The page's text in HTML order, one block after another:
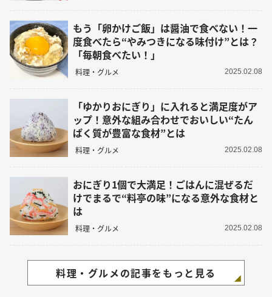
もう「卵かけご飯」は醤油で食べない！一
度食べたら“やみつきになる味付け”とは？
「毎朝食べたい！」
料理・グルメ 2025.02.08
「ゆかりおにぎり」に入れると満足度がア
ップ！意外な組み合わせでおいしい“たん
ぱく質が豊富な食材”とは
料理・グルメ 2025.02.08
おにぎり1個で大満足！ごはんに混ぜるだ
けでまるで“料亭の味”になる意外な食材と
は
料理・グルメ 2025.02.08
料理・グルメの記事をもっと見る